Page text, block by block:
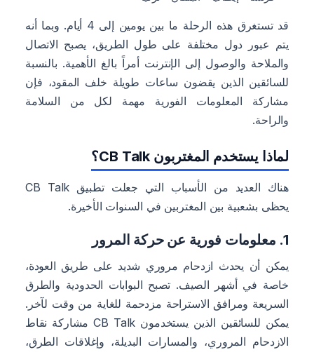
قد تستغرق هذه الرحلة ما بين يومين إلى 4 أيام. وبما أنه
يتم عبور دول مختلفة على طول الطريق، يصبح الاتصال
والملاحة والوصول إلى الإنترنت أمراً بالغ الأهمية. بالنسبة
للسائقين الذين يقضون ساعات طويلة خلف المقود، فإن
مشاركة المعلومات الفورية مهمة لكل من السلامة
والراحة.
لماذا يستخدم المغتربون CB Talk؟
هناك العديد من الأسباب التي جعلت تطبيق CB Talk
يحظى بشعبية بين المغتربين في السنوات الأخيرة.
1. معلومات فورية عن حركة المرور
يمكن أن يحدث ازدحام مروري شديد على طريق العودة،
خاصة في أشهر الصيف. تصبح البوابات الحدودية والطرق
السريعة ومرافق الاستراحة مزدحمة للغاية من وقت لآخر.
يمكن للسائقين الذين يستخدمون CB Talk مشاركة نقاط
الازدحام المروري، والمسارات البديلة، وإغلاقات الطرق،